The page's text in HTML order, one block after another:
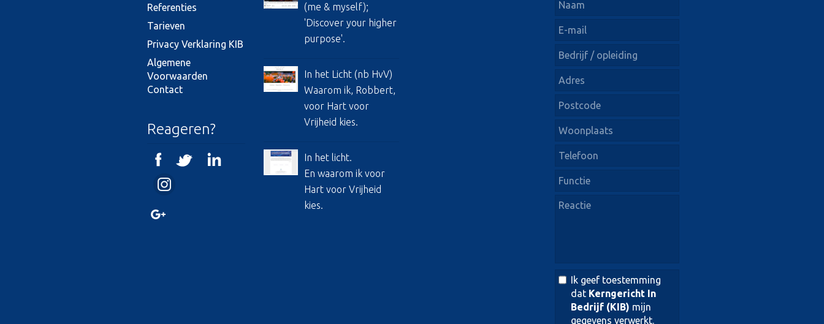
Referenties
Tarieven
Privacy Verklaring KIB
Algemene
Voorwaarden
Contact
Reageren?
(me & myself);
'Discover your higher
purpose'.
In het Licht (nb HvV)
Waarom ik, Robbert,
voor Hart voor
Vrijheid kies.
In het licht.
En waarom ik voor
Hart voor Vrijheid
kies.
Ik geef toestemming
dat Kerngericht In
Bedrijf (KIB) mijn
gegevens verwerkt.